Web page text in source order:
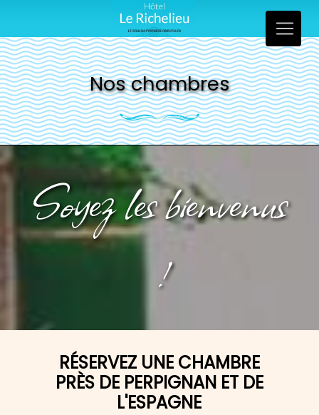
Nos chambres
Soyez les bienvenus
!
RÉSERVEZ UNE CHAMBRE
PRÈS DE PERPIGNAN ET DE
L'ESPAGNE
Panneau de gestion des cookies